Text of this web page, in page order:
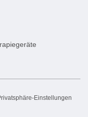
Einstellungen